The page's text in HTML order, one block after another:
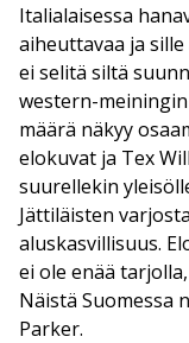
Italialaisessa
aiheuttavaa ja
ei selitä siltä
western-
määrä näkyy
elokuvat ja Tex
suurellekin
Jättiläisten
aluskasvillisuus.
ei ole enää
Näistä Suomessa
Parker.